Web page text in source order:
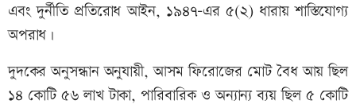
এবং দুর্নীতি প্রতিরোধ আইন, ১৯৪৭-এর ৫(২) ধারায় শাস্তিযোগ্য
অপরাধ।
দুদকের অনুসন্ধান অনুযায়ী, আসম ফিরোজের মোট বৈধ আয় ছিল
১৪ কোটি ৫৬ লাখ টাকা, পারিবারিক ও অন্যান্য ব্যয় ছিল ৫ কোটি